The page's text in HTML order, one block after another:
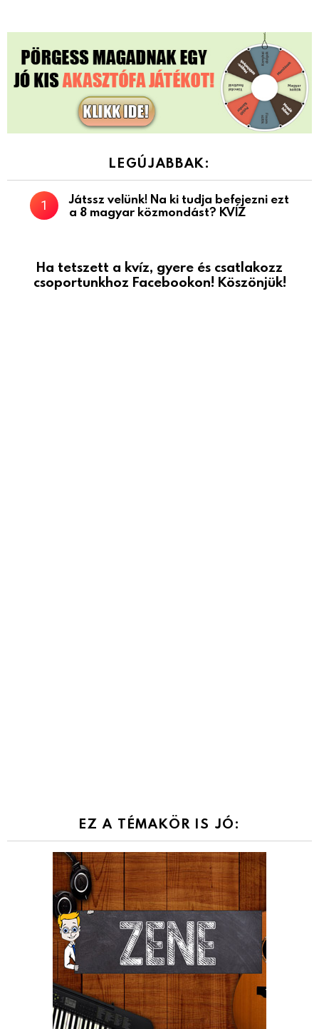
LEGÚJABBAK:
Játssz velünk! Na ki tudja befejezni ezt
a 8 magyar közmondást? KVÍZ
Ha tetszett a kvíz, gyere és csatlakozz
csoportunkhoz Facebookon! Köszönjük!
EZ A TÉMAKÖR IS JÓ: